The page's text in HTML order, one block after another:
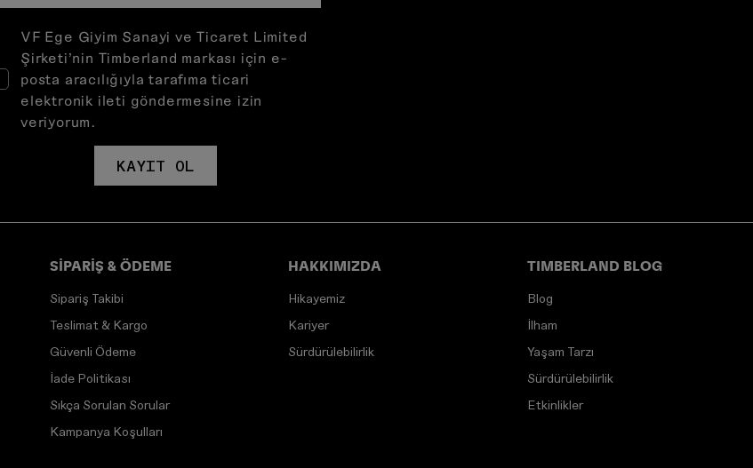
VF Ege Giyim Sanayi ve Ticaret Limited
Şirketi’nin Timberland markası için e-
posta aracılığıyla tarafıma ticari
elektronik ileti göndermesine izin
veriyorum.
KAYIT OL
SİPARİŞ & ÖDEME
Sipariş Takibi
Teslimat & Kargo
Güvenli Ödeme
İade Politikası
Sıkça Sorulan Sorular
Kampanya Koşulları
HAKKIMIZDA
Hikayemiz
Kariyer
Sürdürülebilirlik
TIMBERLAND BLOG
Blog
İlham
Yaşam Tarzı
Sürdürülebilirlik
Etkinlikler